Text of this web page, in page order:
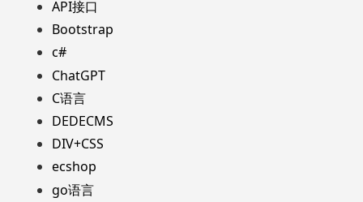
API接口
Bootstrap
c#
ChatGPT
C语言
DEDECMS
DIV+CSS
ecshop
go语言